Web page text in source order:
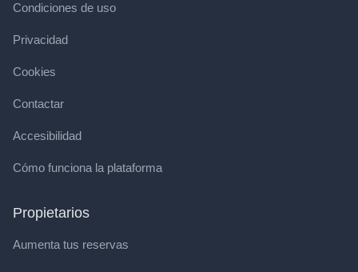
Condiciones de uso
Privacidad
Cookies
Contactar
Accesibilidad
Cómo funciona la plataforma
Propietarios
Aumenta tus reservas